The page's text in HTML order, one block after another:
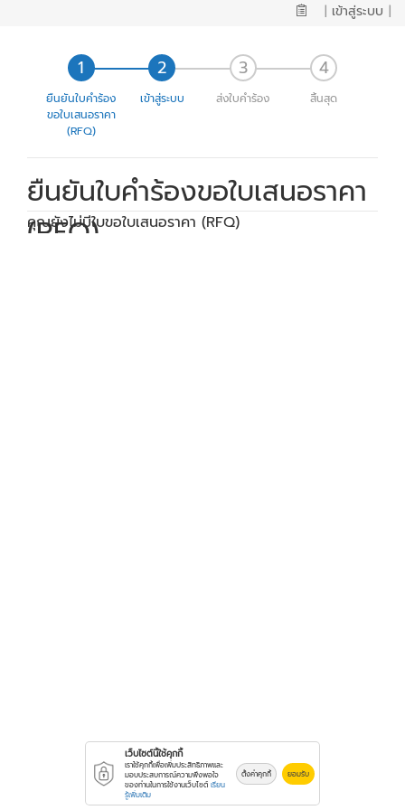
| เข้าสู่ระบบ |
ยืนยันใบคำร้อง
ขอใบเสนอราคา
(RFQ)
เข้าสู่ระบบ ส่งใบคำร้อง สิ้นสุด
ยืนยันใบคำร้องขอใบเสนอราคา
(RFQ)
คุณยังไม่มีใบขอใบเสนอราคา (RFQ)
เว็บไซต์นี้ใช้คุกกี้
เราใช้คุกกี้เพื่อเพิ่มประสิทธิภาพและ
มอบประสบการณ์ความพึงพอใจ
ของท่านในการใช้งานเว็บไซต์ เรียน
รู้เพิ่มเติม
ตั้งค่าคุกกี้ ยอมรับ